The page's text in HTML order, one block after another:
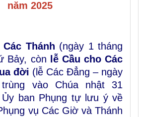
năm 2025
Các Thánh (ngày 1 tháng
Bảy, còn
lễ Cầu cho Các
đời (lễ Các Đẳng – ngày
vào Chúa nhật 31
ban Phụng tự lưu ý về
vụ Các Giờ và Thánh